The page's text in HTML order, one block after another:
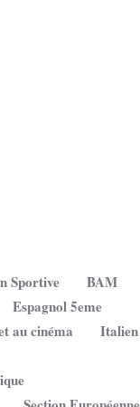
Sportive
BAM
Espagnol 5eme
au cinéma
Italien